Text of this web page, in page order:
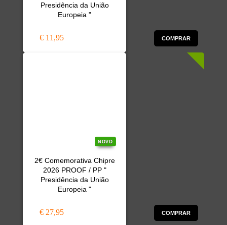
Presidência da União
Europeia "
€ 11,95 COMPRAR
NOVO
2€ Comemorativa Chipre
2026 PROOF / PP "
Presidência da União
Europeia "
€ 27,95 COMPRAR